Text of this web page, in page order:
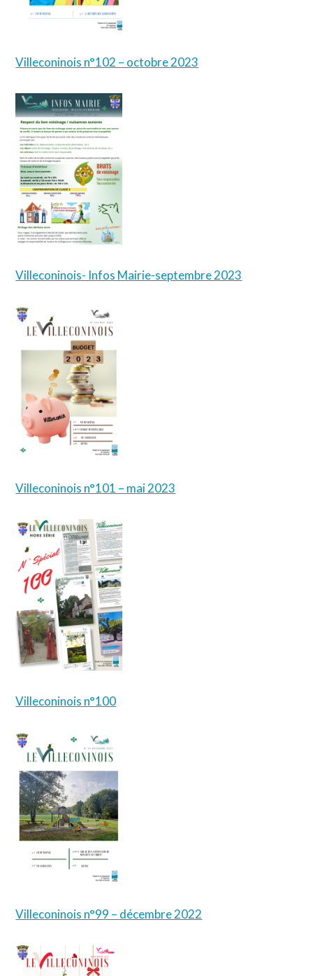
Villeconinois n°102 – octobre 2023
Villeconinois- Infos Mairie-septembre 2023
Villeconinois n°101 – mai 2023
Villeconinois n°100
Villeconinois n°99 – décembre 2022